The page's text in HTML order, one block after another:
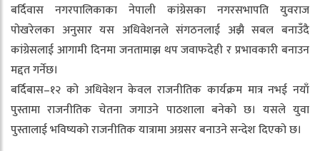
बर्दिवास नगरपालिकाका नेपाली कांग्रेसका नगरसभापति युवराज
पोखरेलका अनुसार यस अधिवेशनले संगठनलाई अझै सबल बनाउँदै
कांग्रेसलाई आगामी दिनमा जनतामाझ थप जवाफदेही र प्रभावकारी बनाउन
मद्दत गर्नेछ।
बर्दिबास–१२ को अधिवेशन केवल राजनीतिक कार्यक्रम मात्र नभई नयाँ
पुस्तामा राजनीतिक चेतना जगाउने पाठशाला बनेको छ। यसले युवा
पुस्तालाई भविष्यको राजनीतिक यात्रामा अग्रसर बनाउने सन्देश दिएको छ।